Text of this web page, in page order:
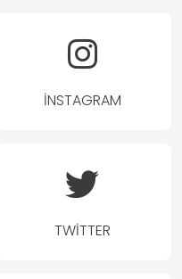
İNSTAGRAM
TWITTER